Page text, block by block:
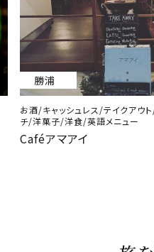
勝浦
お酒/キャッシュレス/テイクアウ
チ/洋菓子/洋食/英語メニュー
Caféアマアイ